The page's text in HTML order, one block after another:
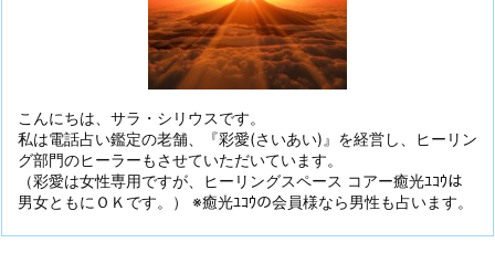
こんにちは、サラ・シリウスです。
私は電話占い鑑定の老舗、『彩愛(さいあい)』を経営し、ヒーリン
グ部門のヒーラーもさせていただいています。
（彩愛は女性専用ですが、ヒーリングスペース コアー癒光ﾕｺｳは
男女ともにＯＫです。） ※癒光ﾕｺｳの会員様なら男性も占います。